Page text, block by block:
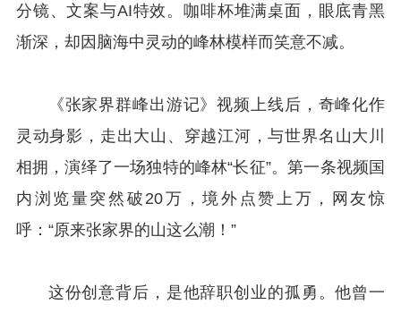
分镜、文案与AI特效。咖啡杯堆满桌面，眼底青黑
渐深，却因脑海中灵动的峰林模样而笑意不减。
《张家界群峰出游记》视频上线后，奇峰化作
灵动身影，走出大山、穿越江河，与世界名山大川
相拥，演绎了一场独特的峰林“长征”。第一条视频国
内浏览量突然破20万，境外点赞上万，网友惊
呼：“原来张家界的山这么潮！”
这份创意背后，是他辞职创业的孤勇。他曾一